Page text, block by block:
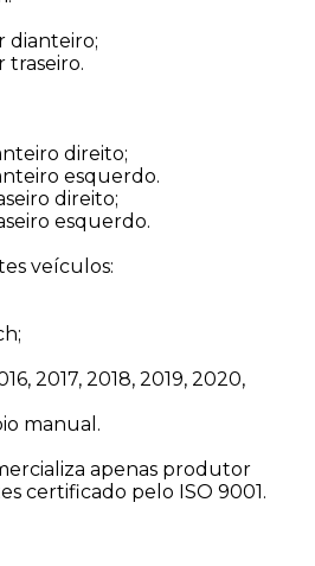
dianteiro;
traseiro.
direito;
esquerdo.
direito;
esquerdo.
veículos:
2017, 2018, 2019, 2020,
manual.
apenas produtor
certificado pelo ISO 9001.